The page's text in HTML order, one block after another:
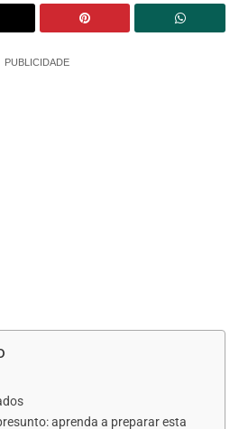
PUBLICIDADE
aprenda a preparar esta